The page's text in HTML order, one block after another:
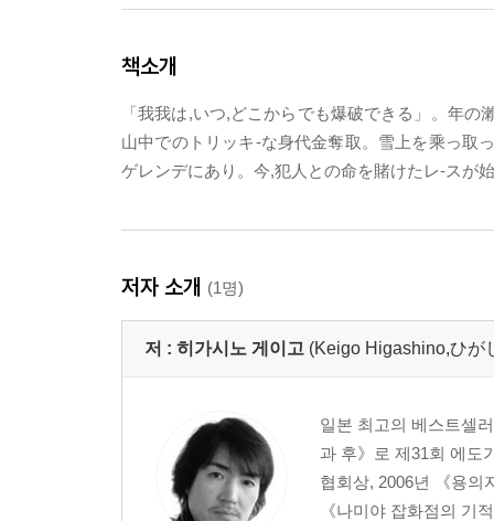
책소개
「我我は,いつ,どこからでも爆破できる」。年
山中でのトリッキ-な身代金奪取。雪上を乘っ取
ゲレンデにあり。今,犯人との命を賭けたレ-スが
저자 소개 (1명)
저 : 히가시노 게이고 (Keigo Higashino,ひが
일본 최고의 베스트셀
과 후》로 제31회 에도
협회상, 2006년 《용의
《나미야 잡화점의 기